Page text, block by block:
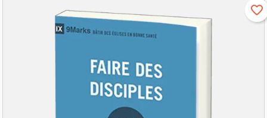
favorite_border